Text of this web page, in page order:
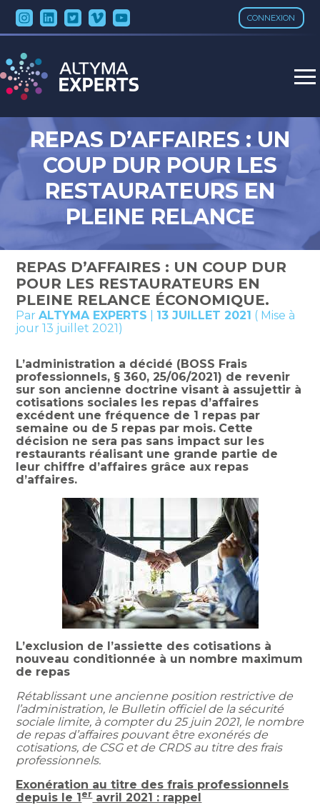
CONNEXION
Aller
au
REPAS D’AFFAIRES : UN
COUP DUR POUR LES
RESTAURATEURS EN
PLEINE RELANCE
ÉCONOMIQUE.
REPAS D’AFFAIRES : UN COUP DUR
POUR LES RESTAURATEURS EN
PLEINE RELANCE ÉCONOMIQUE.
ParALTYMA EXPERTS 13 JUILLET 2021 ( Mise à
jour 13 juillet 2021)
L’administration a décidé (BOSS Frais
professionnels, § 360, 25/06/2021) de revenir
sur son ancienne doctrine visant à assujettir à
cotisations sociales les repas d’affaires
excédent une fréquence de 1 repas par
semaine ou de 5 repas par mois. Cette
décision ne sera pas sans impact sur les
restaurants réalisant une grande partie de
leur chiffre d’affaires grâce aux repas
d’affaires.
L’exclusion de l’assiette des cotisations à
nouveau conditionnée à un nombre maximum
de repas
Rétablissant une ancienne position restrictive de
l’administration, le Bulletin officiel de la sécurité
sociale limite, à compter du 25 juin 2021, le nombre
de repas d’affaires pouvant être exonérés de
cotisations, de CSG et de CRDS au titre des frais
professionnels.
Exonération au titre des frais professionnels
depuis le 1eravril 2021 : rappel